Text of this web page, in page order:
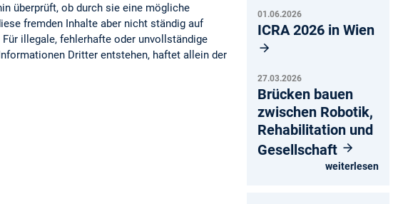
überprüft, ob durch sie eine mögliche
fremden Inhalte aber nicht ständig auf
illegale, fehlerhafte oder unvollständige
Dritter entstehen, haftet allein der
01.06.2026
ICRA 2026 in Wien
27.03.2026
Brücken bauen
zwischen Robotik,
Rehabilitation und
Gesellschaft
weiterlesen